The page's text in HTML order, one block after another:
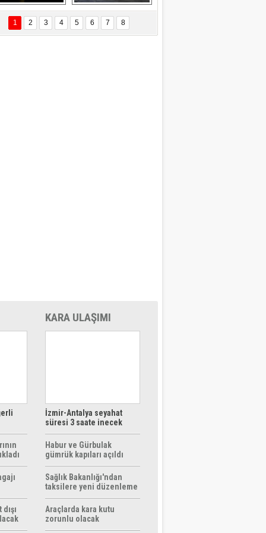
ÖZYANIK
Değişti?
Delta uçağına
yıldırım çarptı
Ford Focus RS
(2015)
1 2 3 4 5 6 7 8
KARA ULAŞIMI
İzmir-Antalya seyahat
süresi 3 saate inecek
Habur ve Gürbulak
gümrük kapıları açıldı
Sağlık Bakanlığı'ndan
taksilere yeni düzenleme
Araçlarda kara kutu
zorunlu olacak